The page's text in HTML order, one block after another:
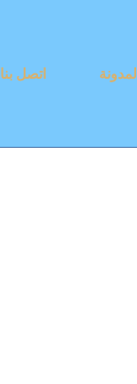
المدونة اتصل بنا